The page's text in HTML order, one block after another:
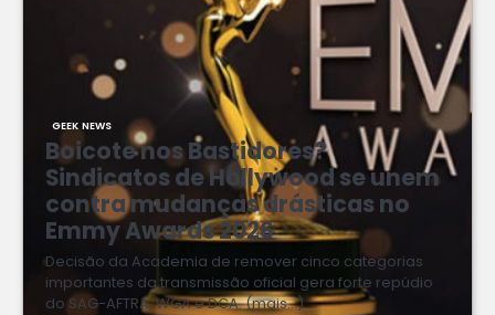
GEEK NEWS
Boicote nos Bastidores?
Sindicatos de Hollywood se unem
contra mudanças drásticas no
Emmy Awards 2026
Decisão da Academia de remover cinco categorias
importantes da transmissão oficial gera forte repúdio
do SAG-AFTRA, WGA e DGA. (mais…)